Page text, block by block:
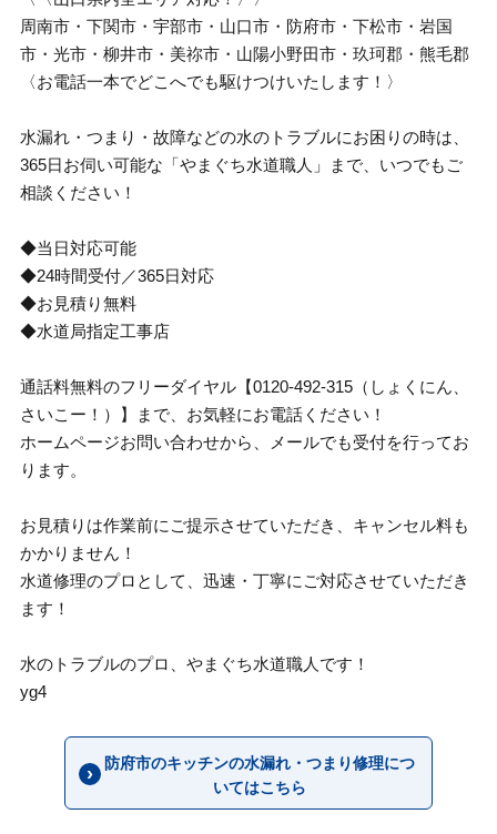
周南市・下関市・宇部市・山口市・防府市・下松市・岩国
市・光市・柳井市・美祢市・山陽小野田市・玖珂郡・熊毛郡
〈お電話一本でどこへでも駆けつけいたします！〉
水漏れ・つまり・故障などの水のトラブルにお困りの時は、
365日お伺い可能な「やまぐち水道職人」まで、いつでもご
相談ください！
◆当日対応可能
◆24時間受付／365日対応
◆お見積り無料
◆水道局指定工事店
通話料無料のフリーダイヤル【0120-492-315（しょくにん、
さいこー！）】まで、お気軽にお電話ください！
ホームページお問い合わせから、メールでも受付を行ってお
ります。
お見積りは作業前にご提示させていただき、キャンセル料も
かかりません！
水道修理のプロとして、迅速・丁寧にご対応させていただき
ます！
水のトラブルのプロ、やまぐち水道職人です！
yg4
防府市のキッチンの水漏れ・つまり修理につ
いてはこちら